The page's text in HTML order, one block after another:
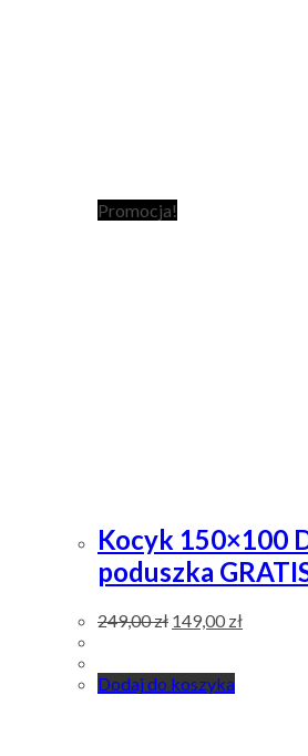
Promocja!
Kocyk 150×100
poduszka
249,00zł 149,00 zł
Dodaj do koszyka